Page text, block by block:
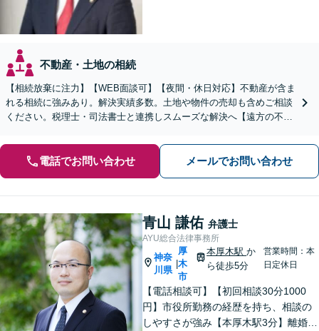
不動産・土地の相続
【相続放棄に注力】【WEB面談可】【夜間・休日対応】不動産が含ま
れる相続に強みあり。解決実績多数。土地や物件の売却も含めご相談
ください。税理士・司法書士と連携しスムーズな解決へ【遠方の不動
電話でお問い合わせ メールでお問い合わせ
青山 謙佑 弁護士
AYU総合法律事務所
神奈
川県
|
厚
木
市
本厚木駅か
ら徒歩5分
営業時間：本
日定休日
【電話相談可】【初回相談30分1000
円】市役所勤務の経歴を持ち、相談の
しやすさが強み【本厚木駅3分】離婚・